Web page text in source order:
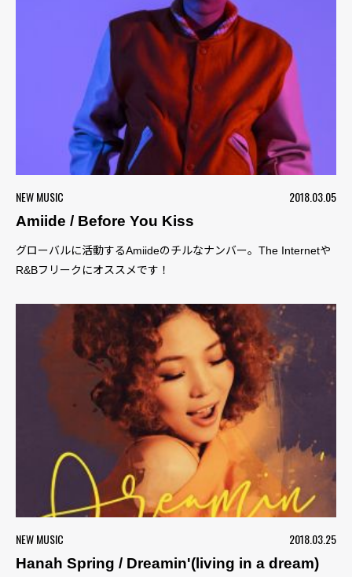
NEW MUSIC
2018.03.05
Amiide / Before You Kiss
グローバルに活動するAmiideのチルなナンバー。The Internetや
R&Bフリークにオススメです！
NEW MUSIC
2018.03.25
Hanah Spring / Dreamin'(living in a dream)